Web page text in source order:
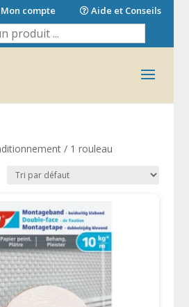
Mon compte Aide et Conseils
/ 1 rouleau